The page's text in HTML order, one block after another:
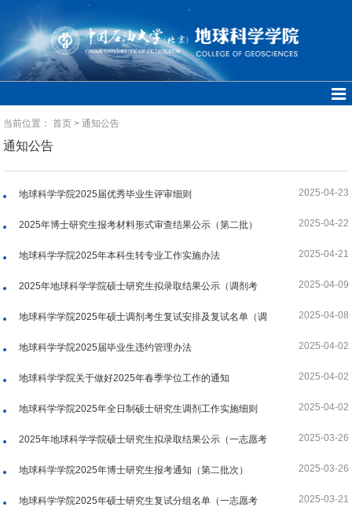
当前位置：首页 >通知公告
通知公告
2025-04-23
地球科学学院2025届优秀毕业生评审细则
2025-04-22
2025年博士研究生报考材料形式审查结果公示（第二批）
2025-04-21
地球科学学院2025年本科生转专业工作实施办法
2025-04-09
2025年地球科学学院硕士研究生拟录取结果公示（调剂考
2025-04-08
地球科学学院2025年硕士调剂考生复试安排及复试名单（调
2025-04-02
地球科学学院2025届毕业生违约管理办法
2025-04-02
地球科学学院关于做好2025年春季学位工作的通知
2025-04-02
地球科学学院2025年全日制硕士研究生调剂工作实施细则
2025-03-26
2025年地球科学学院硕士研究生拟录取结果公示（一志愿考
2025-03-26
地球科学学院2025年博士研究生报考通知（第二批次）
2025-03-21
地球科学学院2025年硕士研究生复试分组名单（一志愿考